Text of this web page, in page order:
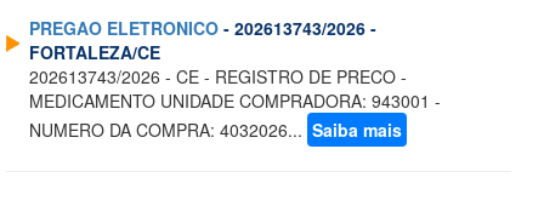
PREGAO ELETRONICO - 202613743/2026 -
FORTALEZA/CE
202613743/2026 - CE - REGISTRO DE PRECO -
MEDICAMENTO UNIDADE COMPRADORA: 943001 -
NUMERO DA COMPRA: 4032026... Saiba mais